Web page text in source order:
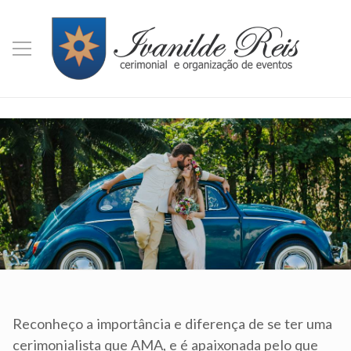
Reconheço a importância e diferença de se ter uma
cerimonialista que AMA, e é apaixonada pelo que
Confiar um momento como esse (lançamento do
livro) a Ivanilde, é ficar despreocupado com tudo,
Eu amei o trabalho e profissionalismo dela!
Atenciosa, corre atrás de tudo e vive cada momento